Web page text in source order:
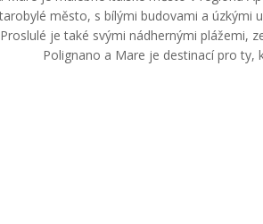
město, s bílými budovami a úzkými
je také svými nádhernými plážemi,
Polignano a Mare je destinací pro ty,